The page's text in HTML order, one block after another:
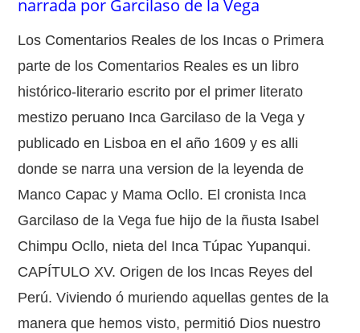
narrada por Garcilaso de la Vega
Los Comentarios Reales de los Incas o Primera
parte de los Comentarios Reales es un libro
histórico-literario escrito por el primer literato
mestizo peruano Inca Garcilaso de la Vega y
publicado en Lisboa en el año 1609 y es alli
donde se narra una version de la leyenda de
Manco Capac y Mama Ocllo. El cronista Inca
Garcilaso de la Vega fue hijo de la ñusta Isabel
Chimpu Ocllo, nieta del Inca Túpac Yupanqui.
CAPÍTULO XV. Origen de los Incas Reyes del
Perú. Viviendo ó muriendo aquellas gentes de la
manera que hemos visto, permitió Dios nuestro